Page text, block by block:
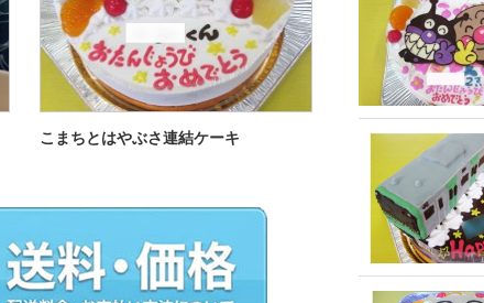
こまちとはやぶさ連結ケーキ